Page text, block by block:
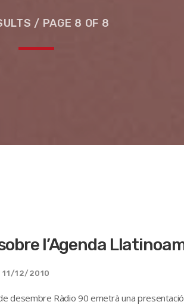
/ PAGE 8 OF 8
l’Agenda
11/12/2010
desembre Ràdio 90 emetrà una presentació